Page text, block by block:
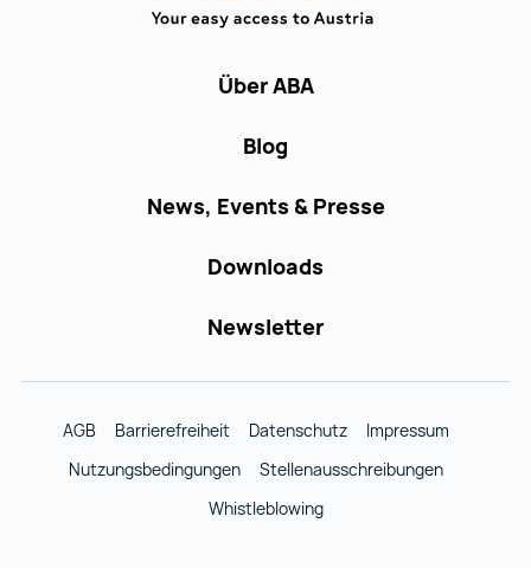
Über ABA
Blog
News, Events & Presse
Downloads
Newsletter
AGB Barrierefreiheit Datenschutz
Impressum
Nutzungsbedingungen
Stellenausschreibungen
Whistleblowing